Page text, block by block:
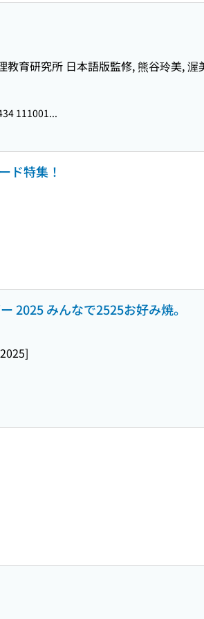
育研究所 日本語版監修, 熊谷玲美, 渥
111001...
ド特集！
2025 みんなで2525お好み焼。